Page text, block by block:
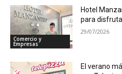
Comercio y
Empresas
Hotel
para
29/07/2026
El verano